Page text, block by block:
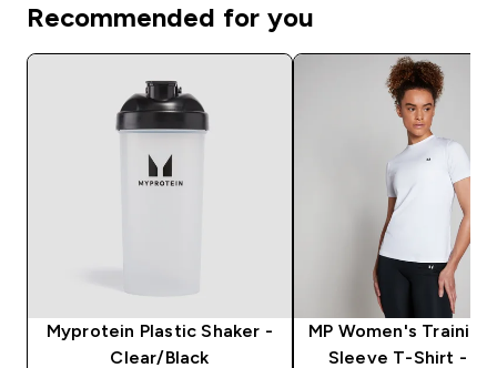
Recommended for you
Myprotein Plastic Shaker -
Clear/Black
MP Women's
Sleeve T-Shirt -